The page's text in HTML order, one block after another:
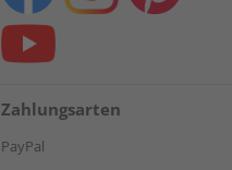
Zahlungsarten
PayPal